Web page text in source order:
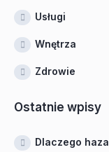
Usługi
Wnętrza
Zdrowie
Ostatnie wpisy
Dlaczego